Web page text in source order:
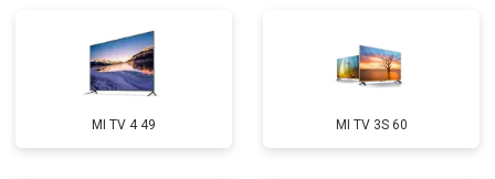
MI TV 4 49 MI TV 3S 60